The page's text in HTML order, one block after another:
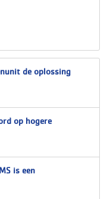
de oplossing
op hogere
is een